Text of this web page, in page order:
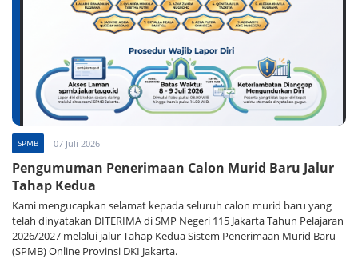
SPMB 07 Juli 2026
Pengumuman Penerimaan Calon Murid Baru Jalur
Tahap Kedua
Kami mengucapkan selamat kepada seluruh calon murid baru yang
telah dinyatakan DITERIMA di SMP Negeri 115 Jakarta Tahun Pelajaran
2026/2027 melalui jalur Tahap Kedua Sistem Penerimaan Murid Baru
(SPMB) Online Provinsi DKI Jakarta.